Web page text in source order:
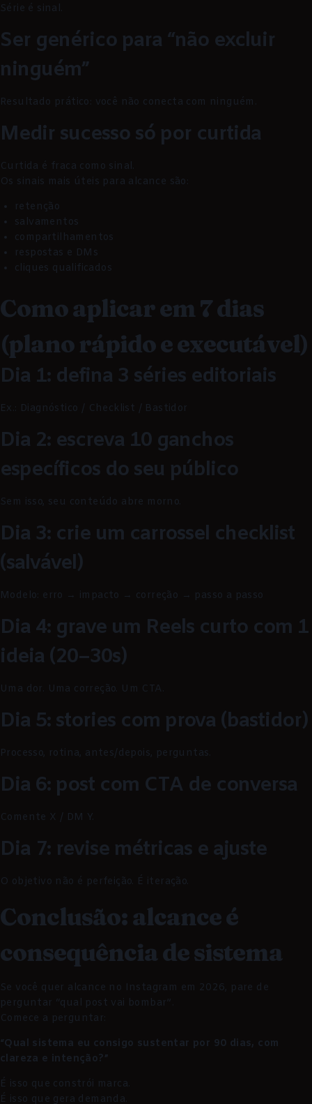
Série é sinal.
Ser genérico para “não excluir
ninguém”
Resultado prático: você não conecta com ninguém.
Medir sucesso só por curtida
Curtida é fraca como sinal.
Os sinais mais úteis para alcance são:
retenção
salvamentos
compartilhamentos
respostas e DMs
cliques qualificados
Como aplicar em 7 dias
(plano rápido e executável)
Dia 1: defina 3 séries editoriais
Ex.: Diagnóstico / Checklist / Bastidor
Dia 2: escreva 10 ganchos
específicos do seu público
Sem isso, seu conteúdo abre morno.
Dia 3: crie um carrossel checklist
(salvável)
Modelo: erro → impacto → correção → passo a passo
Dia 4: grave um Reels curto com 1
ideia (20–30s)
Uma dor. Uma correção. Um CTA.
Dia 5: stories com prova (bastidor)
Processo, rotina, antes/depois, perguntas.
Dia 6: post com CTA de conversa
Comente X / DM Y.
Dia 7: revise métricas e ajuste
O objetivo não é perfeição. É iteração.
Conclusão: alcance é
consequência de sistema
Se você quer alcance no Instagram em 2026, pare de
perguntar “qual post vai bombar”.
Comece a perguntar:
“Qual sistema eu consigo sustentar por 90 dias, com
clareza e intenção?”
É isso que constrói marca.
É isso que gera demanda.